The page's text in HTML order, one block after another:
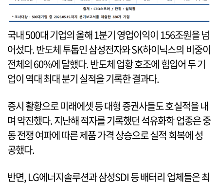
국내 500대 기업의 올해 1분기 영업이익이 156조원을 넘
어섰다. 반도체 투톱인 삼성전자와 SK하이닉스의 비중이
전체의 60%에 달했다. 반도체 업황 호조에 힘입어 두 기
업이 역대 최대 분기 실적을 기록한 결과다.
증시 활황으로 미래에셋 등 대형 증권사들도 호실적을 내
며 약진했다. 지난해 적자를 기록했던 석유화학 업종은 중
동 전쟁 여파에 따른 제품 가격 상승으로 실적 회복에 성
공했다.
반면, LG에너지솔루션과 삼성SDI 등 배터리 업체들은 최